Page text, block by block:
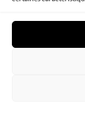
Chachoumi Tous